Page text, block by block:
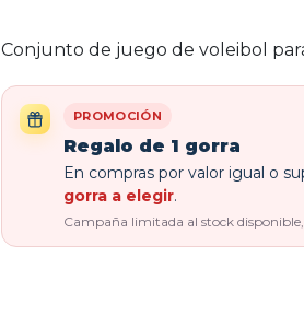
Conjunto de juego de voleibol
PROMOCIÓN
Regalo de 1 gorra
En compras por valor igual o
gorra a elegir.
Campaña limitada al stock